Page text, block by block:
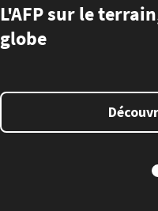
L'AFP sur le
globe